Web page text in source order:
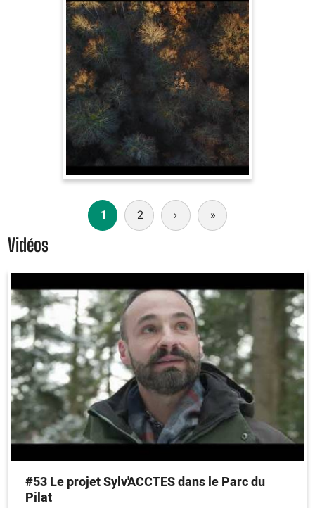
1 2 › Siguiente
página
» Última
página
Vidéos
#53 Le projet Sylv'ACCTES dans le Parc du
Pilat